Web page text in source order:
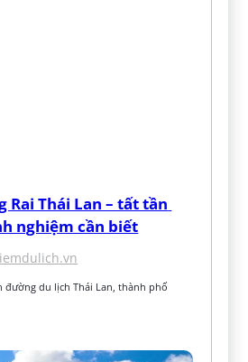
Rai Thái Lan – tất tần
nghiệm cần biết
du lịch Thái Lan, thành phố